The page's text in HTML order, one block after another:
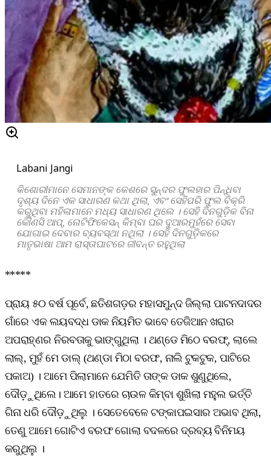
Labani Jangi
କିଶୋରୀମାନେ ସେମାନଙ୍କ କେଶରେ ସୁନ୍ଦର ଫୁଲହାର ପିନ୍ଧିବା
ଦୃଶ୍ୟ ଦିନେ ଏକ ସାଧାରଣ କଥା ଥିଲା, ଏବଂ ସେହିପରି ଫୁଲ ବିକ୍ରି
କରୁଥିବା ମହିଳାମାନେ ମଧ୍ୟ ସାଧାରଣ ଥିଲେ । ସେହି ଦିନଗୁଡ଼ିକ ବିନା
କୌଣସି ଆପ୍‌, ନୋଟିଫିକେସନ୍ କିମ୍ବା ଘର ଦୁଆରମୁହଁରେ ସେବା
ଯୋଗାଇ ଦେବାର ବ୍ୟବସ୍ଥା ନଥିଲା । ସେହି ଦିନଗୁଡ଼ିକରେ
ମାତୃଭାଷା ଆମ ରାସ୍ତାଘାଟରେ ଜୀବନ୍ତ ରହୁଥିଲା
*****
ପ୍ରାୟ ୫୦ ବର୍ଷ ପୂର୍ବେ, ଛତିଶଗଡ଼ର ମହାସମୁନ୍ଦ ଜିଲ୍ଲା ପାଟନଦାଦର
ଗାଁରେ ଏକ ଲୟବଦ୍ଧ ଡାକ ନିୟମିତ ଭାବେ ତେଜିଆନ ଖରାର
ଅପରାହ୍ଣର ନିରବତାକୁ ଭାଙ୍ଗୁଥିଲା । ଥଣ୍ଡେ ମିଠେ ବରଫ୍, ଲାଲେ
ଲାଲ୍, ମୁହଁ ମେ ଡାଲ୍ (ଥଣ୍ଡା ମିଠା ବରଫ, ନାଲି ଟୁକଟୁକ, ପାଟିରେ
ପକାଅ) । ଆମେ ପିଲାମାନେ ଯେମିତି ତାଙ୍କ ଡାକ ଶୁଣୁଥିଲେ,
ଦୌଡ଼ୁଥିଲେ। ଆମେ ହାତରେ ଚାଉଳ କିମ୍ବା ଶୁଖିଲା ମହୁଲ ଭର୍ତ୍ତି
ଗିନା ଧରି ଦୌଡ଼ୁଥିଲୁ । ସେତେବେଳେ ଟଙ୍କାପଇସାର ଅଭାବ ଥିଲା,
ତେଣୁ ଆମେ ଗୋଟିଏ ବରଫ ଗୋଲା ବଦଳରେ ଦ୍ରବ୍ୟ ବିନିମୟ
କରୁଥିଲୁ ।